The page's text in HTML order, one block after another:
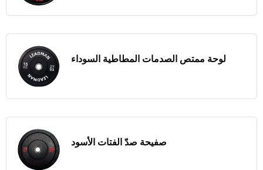
لوحة ممتص الصدمات المطاطية السوداء
صفيحة صدّ الفتات الأسود